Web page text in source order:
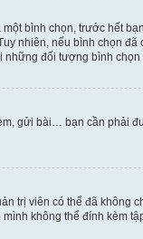
bình chọn, trước hết
nhiên, nếu bình chọn
đối tượng bình
gửi bài… bạn cần phải
trị viên có thể đã
không thể đính kèm